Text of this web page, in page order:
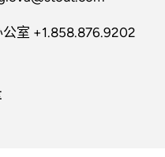
公室 +1.858.876.9202